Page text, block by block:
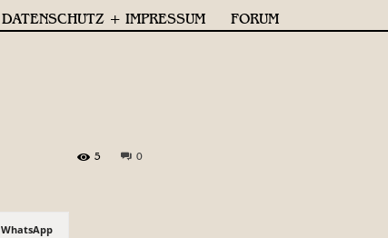
DATENSCHUTZ + IMPRESSUM FORUM
0
5
WhatsApp